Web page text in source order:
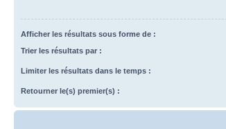
Afficher les résultats sous forme de :
Trier les résultats par :
Limiter les résultats dans le temps :
Retourner le(s) premier(s) :